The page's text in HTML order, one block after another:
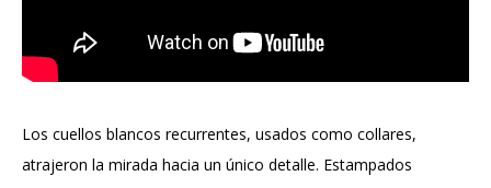
Los cuellos blancos recurrentes, usados ​​como collares,
atrajeron la mirada hacia un único detalle. Estampados